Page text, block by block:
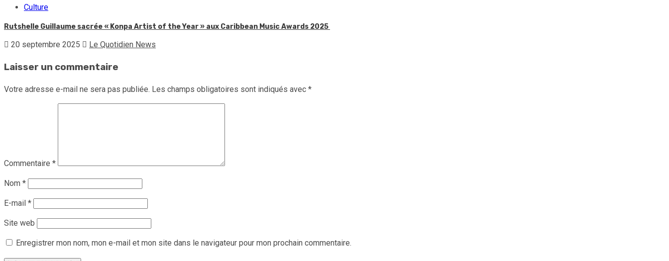
Culture
Rutshelle Guillaume sacrée « Konpa Artist of the Year » aux Caribbean Music Awards 2025
20 septembre 2025 Le Quotidien News
Laisser un commentaire
Votre adresse e-mail ne sera pas publiée. Les champs obligatoires sont indiqués avec *
Commentaire *
Nom *
E-mail *
Site web
Enregistrer mon nom, mon e-mail et mon site dans le navigateur pour mon prochain commentaire.